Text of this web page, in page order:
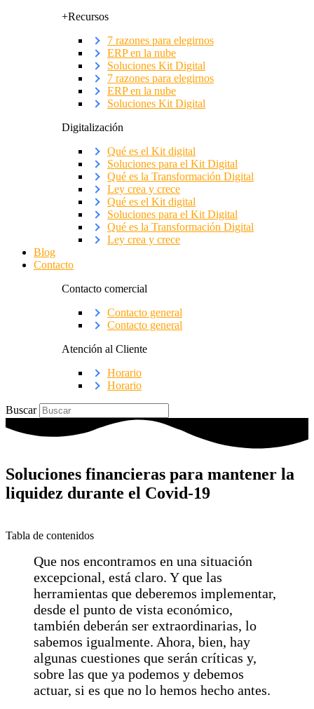
+Recursos
7 razones para elegirnos
ERP en la nube
Soluciones Kit Digital
7 razones para elegirnos
ERP en la nube
Soluciones Kit Digital
Digitalización
Qué es el Kit digital
Soluciones para el Kit Digital
Qué es la Transformación Digital
Ley crea y crece
Qué es el Kit digital
Soluciones para el Kit Digital
Qué es la Transformación Digital
Ley crea y crece
Blog
Contacto
Contacto comercial
Contacto general
Contacto general
Atención al Cliente
Horario
Horario
Buscar
Soluciones financieras para mantener la
liquidez durante el Covid-19
Tabla de contenidos
Que nos encontramos en una situación
excepcional, está claro. Y que las
herramientas que deberemos implementar,
desde el punto de vista económico,
también deberán ser extraordinarias, lo
sabemos igualmente. Ahora, bien, hay
algunas cuestiones que serán críticas y,
sobre las que ya podemos y debemos
actuar, si es que no lo hemos hecho antes.